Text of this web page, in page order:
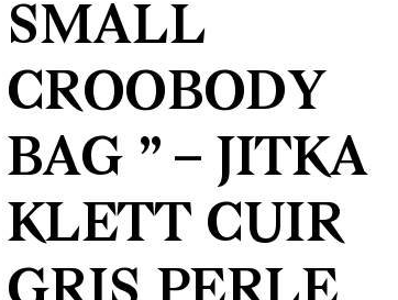
SMALL
CROOBODY
BAG ” – JITKA
KLETT CUIR